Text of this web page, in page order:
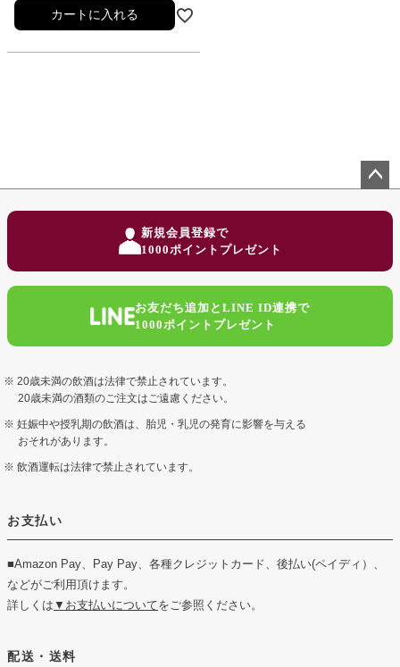
カートに入れる
新規会員登録で
1000ポイントプレゼント
お友だち追加とLINE ID連携で
1000ポイントプレゼント
20歳未満の飲酒は法律で禁止されています。
20歳未満の酒類のご注文はご遠慮ください。
妊娠中や授乳期の飲酒は、胎児・乳児の発育に影響を与える
おそれがあります。
飲酒運転は法律で禁止されています。
お支払い
■Amazon Pay、Pay Pay、各種クレジットカード、後払い(ペイディ）、
などがご利用頂けます。
詳しくは ▼お支払いについてをご参照ください。
配送・送料